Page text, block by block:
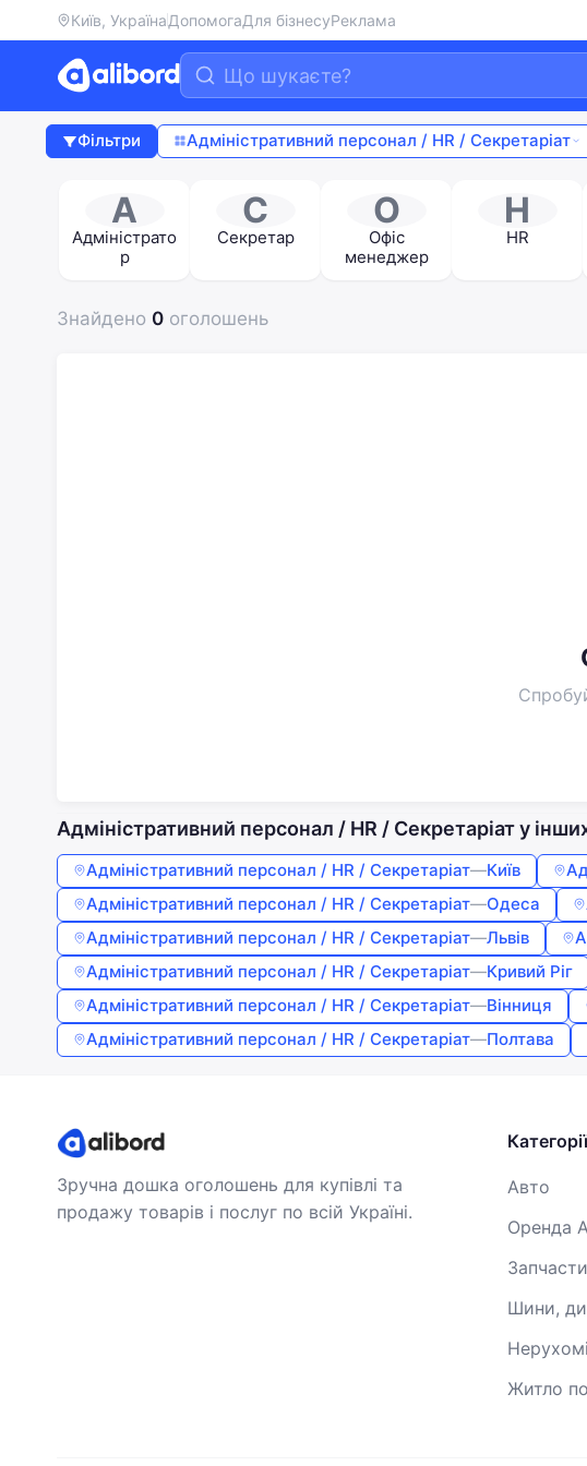
Київ, УкраїнаДопомогаДля бізнесуРеклама
Фільтри Адміністративний персонал / HR / Секретаріат
А
Адміністрато
р
С
Секретар
О
Офіс
менеджер
H
HR
Знайдено 0 оголошень
Адміністративний персонал / HR / Секретаріат у
Адміністративний персонал / HR / Секретаріат—Київ
Адміністративний персонал / HR / Секретаріат—Одеса
Адміністративний персонал / HR / Секретаріат—Львів
Адміністративний персонал / HR / Секретаріат—Кривий Ріг
Адміністративний персонал / HR / Секретаріат—Вінниця
Адміністративний персонал / HR / Секретаріат—Полтава
Зручна дошка оголошень для купівлі та
продажу товарів і послуг по всій Україні.
Авто
Оренда
Шини,
Житло